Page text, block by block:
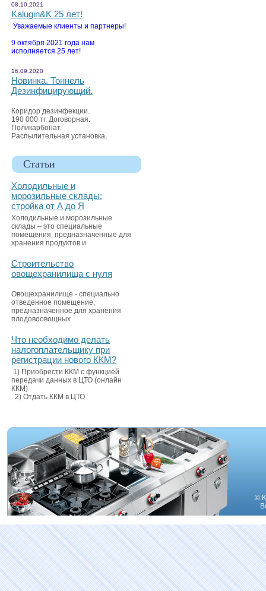
08.10.2021
Kalugin&K 25 лет!
Уважаемые клиенты и партнеры!
9 октября 2021 года нам
исполняется 25 лет!
16.09.2020
Новинка. Тоннель
Дезинфицирующий.
Коридор дезинфекции.
190 000 тг. Договорная.
Поликарбонат.
Распылительная установка,
Статьи
Холодильные и
морозильные склады:
стройка от А до Я
Холодильные и морозильные
склады – это специальные
помещения, предназначенные для
хранения продуктов и
Строительство
овощехранилища с нуля
Овощехранилище - специально
отведенное помещение,
предназначенное для хранения
плодовоовощных
Что необходимо делать
налогоплательщику при
регистрации нового ККМ?
1) Приобрести ККМ с функцией
передачи данных в ЦТО (онлайн
ККМ)
2) Отдать ККМ в ЦТО
©